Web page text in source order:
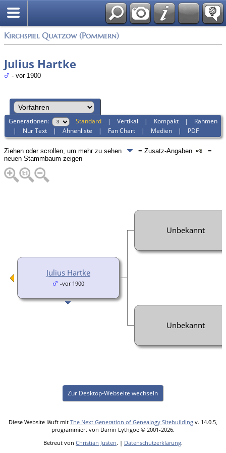
Kirchspiel Quatzow (Pommern)
Julius Hartke
- vor 1900
Generationen: Standard |Vertikal | Kompakt | Rahmen
| Nur Text |Ahnenliste | Fan Chart | Medien | PDF
Ziehen oder scrollen, um mehr zu sehen = Zusatz-Angaben
=
neuen Stammbaum zeigen
Julius Hartke
-vor 1900
Unbekannt
Unbekannt
Zur Desktop-Webseite wechseln
Diese Website läuft mit The Next Generation of Genealogy Sitebuilding v. 14.0.5,
programmiert von Darrin Lythgoe © 2001-2026.
Betreut von Christian Justen. | Datenschutzerklärung.